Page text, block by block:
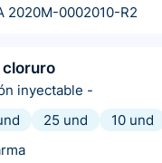
2020M-0002010-R2
cloruro
inyectable -
25 und 10 und